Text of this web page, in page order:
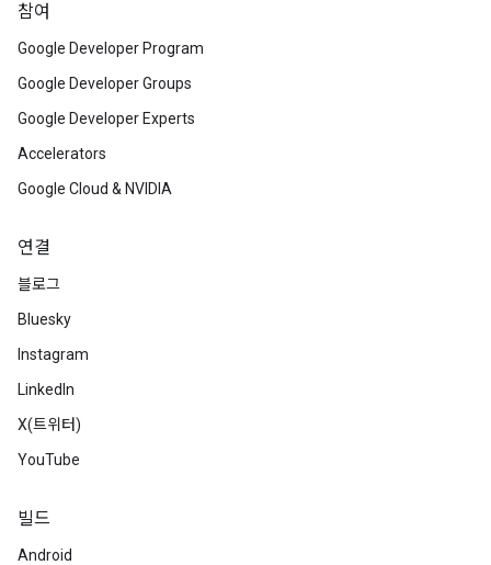
참여
Google Developer Program
Google Developer Groups
Google Developer Experts
Accelerators
Google Cloud & NVIDIA
연결
블로그
Bluesky
Instagram
LinkedIn
X(트위터)
YouTube
빌드
Android